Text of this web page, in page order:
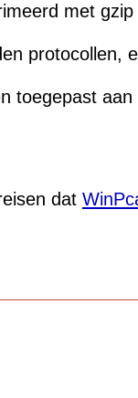
met
protocollen,
toegepast
dat